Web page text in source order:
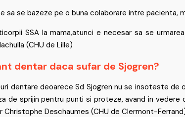
sa se bazeze pe o buna colaborare intre pacienta,
SSA la mama,atunci e necesar sa se
(CHU de Lille)
dentar daca sufar de Sjogren?
dentare deoarece Sd Sjogren nu se insoteste de
de sprijin pentru punti si proteze, avand in
Christophe Deschaumes (CHU de Clermont-